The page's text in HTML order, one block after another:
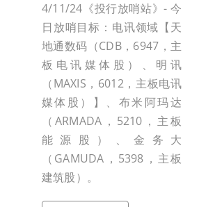
4/11/24《投行放哨站》- 今
日放哨目标：电讯领域【天
地通数码（CDB，6947，主
板电讯媒体股）、明讯
（MAXIS，6012，主板电讯
媒体股）】、布米阿玛达
（ARMADA，5210，主板
能源股）、金务大
（GAMUDA，5398，主板
建筑股）。